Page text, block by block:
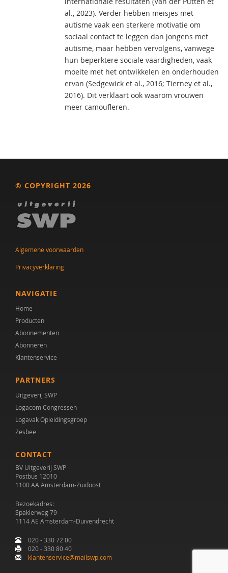
al., 2023). Verder hebben meisjes met
autisme vaak een sterkere motivatie om
sociaal contact te leggen dan jongens met
autisme, maar hebben vervolgens, vanwege
hun beperktere sociale vaardigheden, vaak
moeite met het ontwikkelen en onderhouden
ervan (Sedgewick et al., 2016; Tierney et al.,
2016). Dit verklaart ook waarom vrouwen
meer camoufleren.
© COPYRIGHT 2026
Algemene voorwaarden
Privacyverklaring
NAVIGATIE
Home
Producten
Abonnementen
Abonneren
Klantenservice
PARTNERS
Uitgeverij SWP
Logacom Congressen
Logavak Opleidingsgroep
Zesbee
CONTACT
BV Uitgeverij SWP
Postbus 12010
1100 AA Amsterdam-Zuidoost
Bezoekadres:
Spaklerweg 79
1114 AE Amsterdam-Duivendrecht
020 - 330 72 00
020 - 330 80 40
klantenservice@mailswp.com